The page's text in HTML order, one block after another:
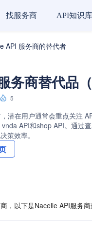
找服务商 API知识库
API 服务商的替代者
务商替代品
5
潜在用户通常会重点关注
API和shop API。通过
策效率。
，以下是Nacelle API服务